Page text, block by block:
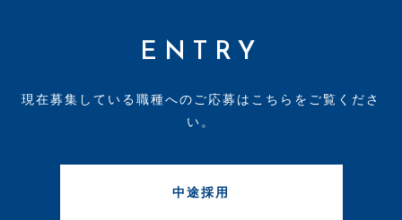
ENTRY
現在募集している職種へのご応募はこちらをご覧くださ
い。
中途採用